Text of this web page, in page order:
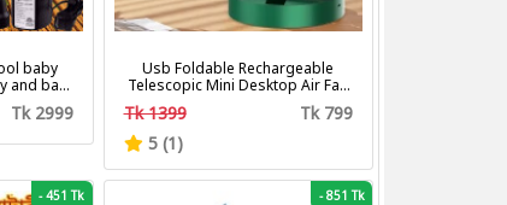
baby
and bath
with pumper & Ring
Tk 2999
Usb Foldable Rechargeable
Telescopic Mini Desktop Air Fan
3 In 1 Camping Portable Battery
Tk 1399
Tk 799
5 (1)
-451 Tk -851 Tk